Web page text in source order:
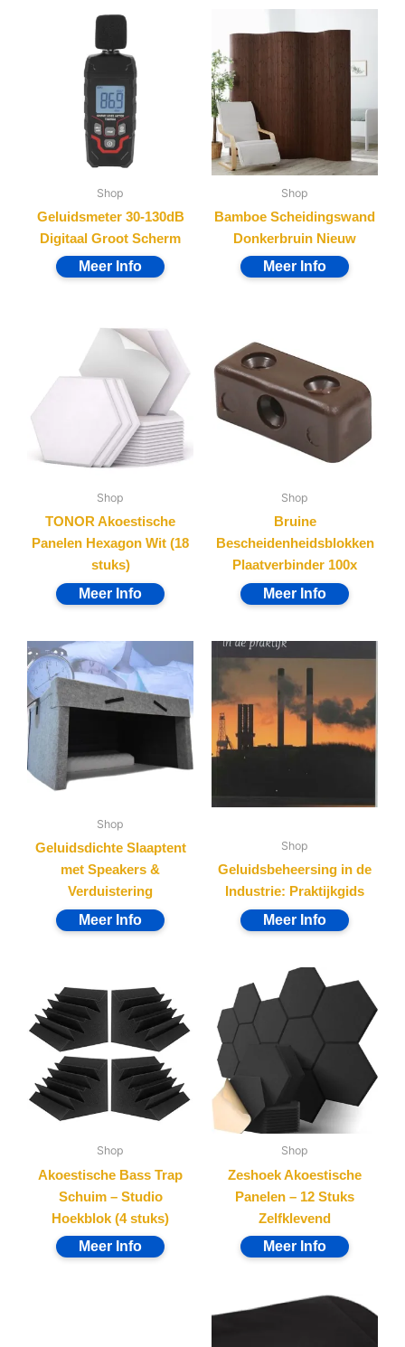
Shop
Geluidsmeter 30-130dB
Digitaal Groot Scherm
Shop
Bamboe Scheidingswand
Donkerbruin Nieuw
Shop
TONOR Akoestische
Panelen Hexagon Wit (18
stuks)
Shop
Bruine
Bescheidenheidsblokken
Plaatverbinder 100x
Shop
Geluidsdichte Slaaptent
met Speakers &
Verduistering
Shop
Geluidsbeheersing in de
Industrie: Praktijkgids
Shop
Akoestische Bass Trap
Schuim – Studio
Hoekblok (4 stuks)
Shop
Zeshoek Akoestische
Panelen – 12 Stuks
Zelfklevend